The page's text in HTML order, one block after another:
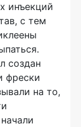
инъекций
с тем
создан
фрески
на то,